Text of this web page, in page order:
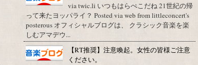
via twic.li いつもはらぺこだね 21世紀の帰
って来たヨッパライ？ Posted via web from littleconcert's
posterous オフィシャルブログは、 クラシック音楽を楽
しむアマデウ...
【RT推奨】注意喚起。女性の皆様ご注意
ください。